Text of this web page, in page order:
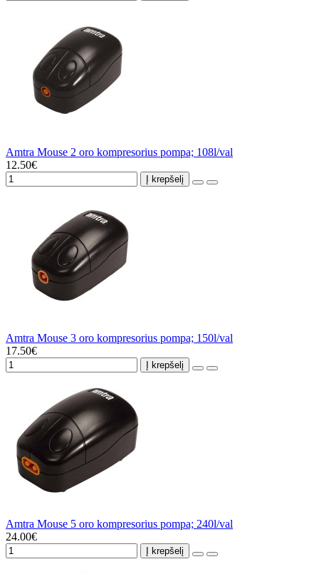
Amtra Mouse 2 oro kompresorius pompa; 108l/val
12.50€
Į krepšelį
Amtra Mouse 3 oro kompresorius pompa; 150l/val
17.50€
Į krepšelį
Amtra Mouse 5 oro kompresorius pompa; 240l/val
24.00€
Į krepšelį